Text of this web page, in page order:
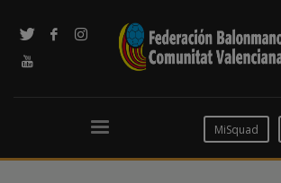
MiSquad